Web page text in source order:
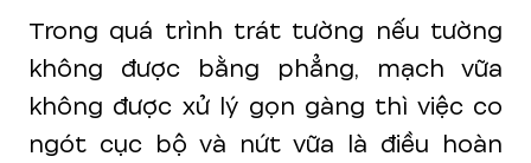
Trong quá trình trát tường nếu tường
không được bằng phẳng, mạch vữa
không được xử lý gọn gàng thì việc co
ngót cục bộ và nứt vữa là điều hoàn